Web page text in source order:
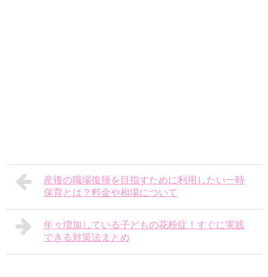
産後の職場復帰を目指すために利用したい一時
保育とは？料金や相場について
年々増加している子どもの花粉症！すぐに実践
できる対策法まとめ